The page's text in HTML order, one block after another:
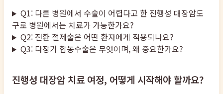
Q1: 다른 병원에서 수술이 어렵다고 한 진행성 대장암도
구로 병원에서는 치료가 가능한가요?
Q2: 전환 절제술은 어떤 환자에게 적용되나요?
Q3: 다장기 합동수술은 무엇이며, 왜 중요한가요?
진행성 대장암 치료 여정, 어떻게 시작해야 할까요?